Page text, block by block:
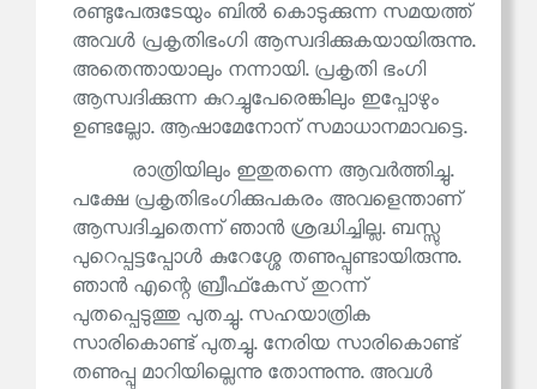
രണ്ടുപേരുടേയും ബിൽ കൊടുക്കുന്ന സമയത്ത്
അവൾ പ്രകൃതിഭംഗി ആസ്വദിക്കുകയായിരുന്നു.
അതെന്തായാലും നന്നായി. പ്രകൃതി ഭംഗി
ആസ്വദിക്കുന്ന കുറച്ചുപേരെങ്കിലും ഇപ്പോഴും
ഉണ്ടല്ലോ. ആഷാമേനോന് സമാധാനമാവട്ടെ.
രാത്രിയിലും ഇതുതന്നെ ആവർത്തിച്ചു.
പക്ഷേ പ്രകൃതിഭംഗിക്കുപകരം അവളെന്താണ്
ആസ്വദിച്ചതെന്ന് ഞാൻ ശ്രദ്ധിച്ചില്ല. ബസ്സു
പുറെപ്പട്ടപ്പോൾ കുറേശ്ശേ തണുപ്പുണ്ടായിരുന്നു.
ഞാൻ എന്റെ ബ്രീഫ്‌കേസ് തുറന്ന്
പുതപ്പെടുത്തു പുതച്ചു. സഹയാത്രിക
സാരികൊണ്ട് പുതച്ചു. നേരിയ സാരികൊണ്ട്
തണുപ്പു മാറിയില്ലെന്നു തോന്നുന്നു. അവൾ